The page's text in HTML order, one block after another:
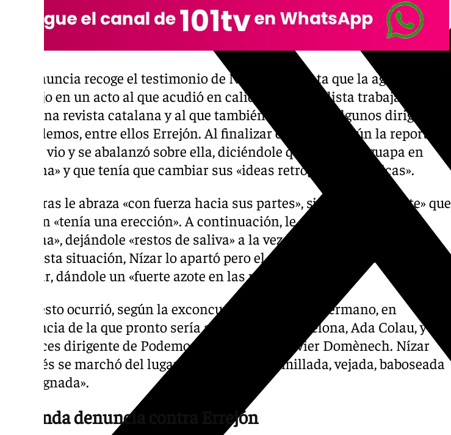
La denuncia recoge el testimonio de Nízar, que relata que la agresión se
produjo en un acto al que acudió en calidad de periodista trabajando
para una revista catalana y al que también asistieron algunos dirigentes
de Podemos, entre ellos Errejón. Al finalizar el evento, según la reportera,
este le vio y se abalanzó sobre ella, diciéndole que «era más guapa en
persona» y que tenía que cambiar sus «ideas retrógradas políticas».
Mientras le abraza «con fuerza hacia sus partes», sintió «claramente» que
Errejón «tenía una erección». A continuación, le «besó la mejilla
derecha», dejándole «restos de saliva» a la vez que le pedía el teléfono.
Ante esta situación, Nízar lo apartó pero el exdiputado se le volvió a
acercar, dándole un «fuerte azote en las nalgas».
Todo esto ocurrió, según la exconcursante de Gran Hermano, en
presencia de la que pronto sería alcaldesa de Barcelona, Ada Colau, y del
entonces dirigente de Podemos en Cataluña, Xavier Domènech. Nízar
después se marchó del lugar, sintiéndose «humillada, vejada, baboseada
y repugnada».
Segunda denuncia contra Errejón